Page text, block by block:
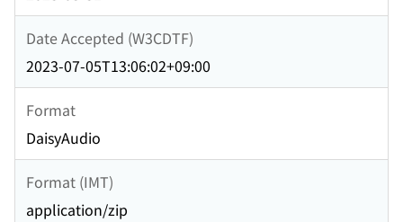
Date Accepted (W3CDTF)
2023-07-05T13:06:02+09:00
Format
DaisyAudio
Format (IMT)
application/zip